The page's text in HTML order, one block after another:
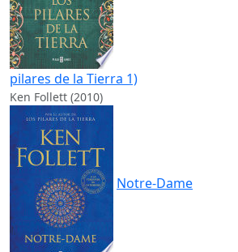
pilares de la Tierra 1)
Ken Follett (2010)
Notre-Dame